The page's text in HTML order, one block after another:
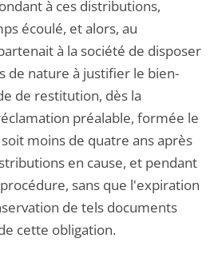
à ces distributions,
écoulé, et alors, au
à la société de disposer
de nature à justifier le bien-
de restitution, dès la
préalable, formée le
moins de quatre ans après
en cause, et pendant
sans que l'expiration
de tels documents
cette obligation.